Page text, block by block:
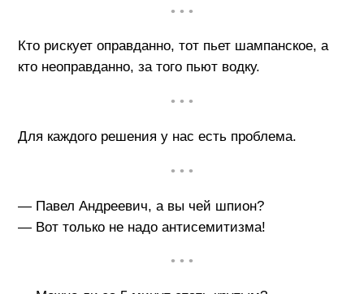
• • •
Кто рискует оправданно, тот пьет шампанское, а
кто неоправданно, за того пьют водку.
• • •
Для каждого решения у нас есть проблема.
• • •
— Павел Андреевич, а вы чей шпион?
— Вот только не надо антисемитизма!
• • •